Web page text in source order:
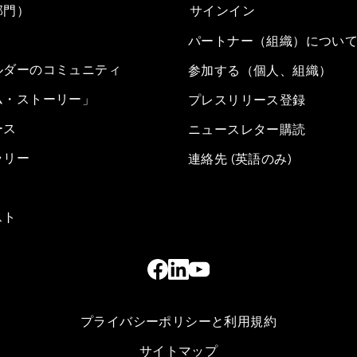
）
ーのコミュニティ
ストーリー」
リー
サインイン
パートナー（組織）につい
参加する（個人、組織）
プレスリリース登録
ニュースレター購読
連絡先 (英語のみ)
プライバシーポリシーと利用規約
サイトマップ